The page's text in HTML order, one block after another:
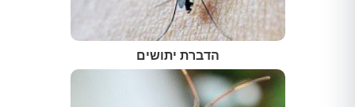
הדברת יתושים